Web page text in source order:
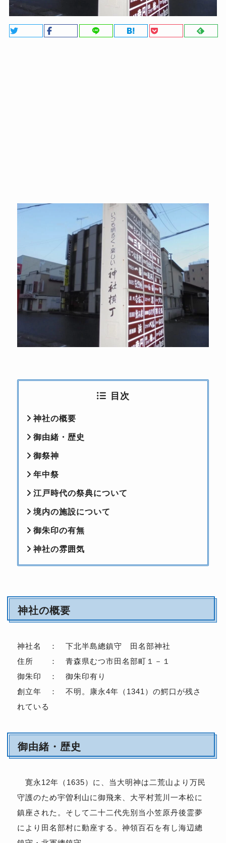
目次
神社の概要
御由緒・歴史
御祭神
年中祭
江戸時代の祭典について
境内の施設について
御朱印の有無
神社の雰囲気
神社の概要
神社名 ： 下北半島總鎮守 田名部神社
住所 ： 青森県むつ市田名部町１－１
御朱印 ： 御朱印有り
創立年 ： 不明。康永4年（1341）の鰐口が残さ
れている
御由緒・歴史
寛永12年（1635）に、当大明神は二荒山より万民
守護のため宇曽利山に御飛来、大平村荒川一本松に
鎮座された。そして二十二代先別当小笠原丹後霊夢
により田名部村に動座する。神領百石を有し海辺總